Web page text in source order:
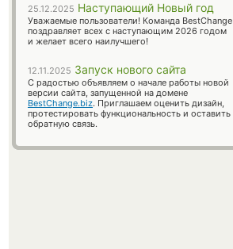
25.12.2025 Наступающий Новый год
Уважаемые пользователи! Команда BestChange
поздравляет всех с наступающим 2026 годом
и желает всего наилучшего!
12.11.2025 Запуск нового сайта
С радостью объявляем о начале работы новой
версии сайта, запущенной на домене
BestChange.biz. Приглашаем оценить дизайн,
протестировать функциональность и оставить
обратную связь.